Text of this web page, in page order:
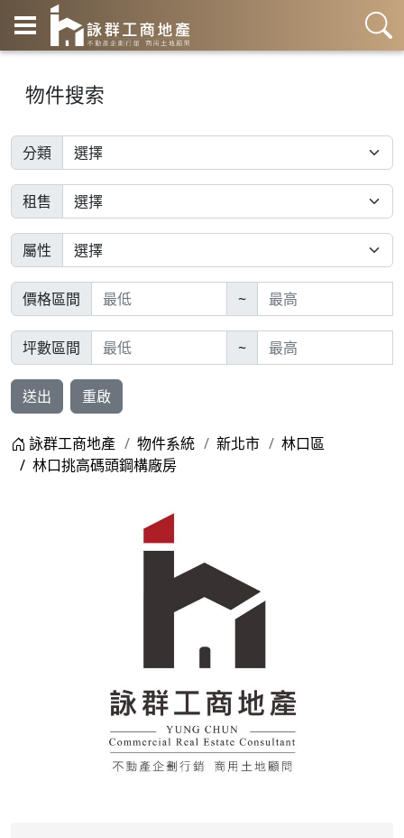
物件搜索
分類
租售
屬性
價格區間 ~
坪數區間 ~
送出 重啟
詠群工商地產 物件系統 新北市
林口區
林口挑高碼頭鋼構廠房